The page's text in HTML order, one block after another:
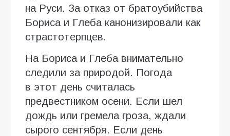
на Руси. За отказ от братоубийства
Бориса и Глеба канонизировали как
страстотерпцев.
На Бориса и Глеба внимательно
следили за природой. Погода
в этот день считалась
предвестником осени. Если шел
дождь или гремела гроза, ждали
сырого сентября. Если день